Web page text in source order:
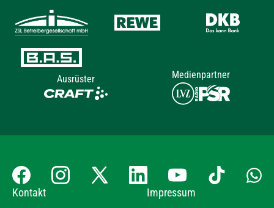
Ausrüster Medienpartner
Kontakt Impressum